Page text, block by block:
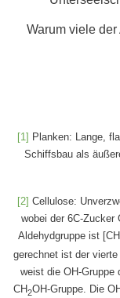
Warum viele
[1] Planken: Lange,
Schiffsbau als
[2] Cellulose:
wobei der 6C-Zucker
Aldehydgruppe ist [CH
gerechnet ist der
weist die OH-Gruppe
CH2OH-Gruppe. Die